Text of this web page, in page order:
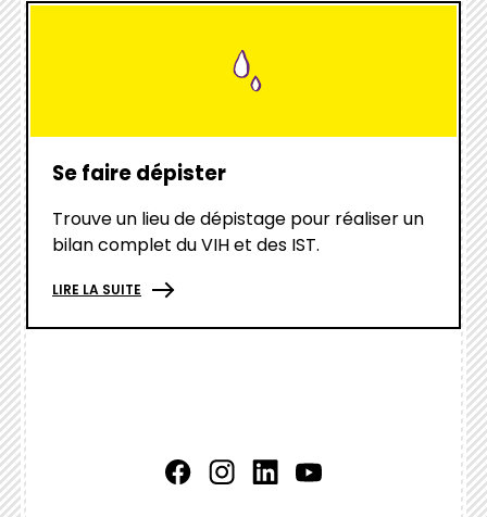
hover
Se faire dépister
Trouve un lieu de dépistage pour réaliser un
bilan complet du VIH et des IST.
LIRE LA SUITE
FacebookInstagram
LinkedIn